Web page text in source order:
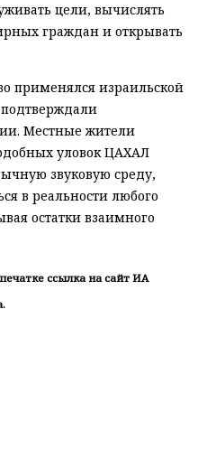
цели, вычислять
граждан и открывать
применялся израильской
подтверждали
Местные жители
уловок ЦАХАЛ
звуковую среду,
в реальности любого
остатки взаимного
ссылка на сайт ИА